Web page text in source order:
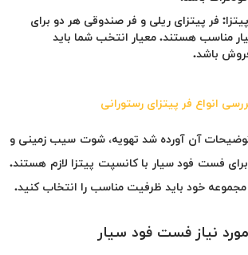
فر پیتزای ریلی و فر صندوقی هر دو برای
مناسب هستند. معیار انتخب شما باید
باشد.
انواع فر پیتزای رستورانی
توضیحات آن آورده شد تهویه، شوت سیب زمینی و
فست فود سیار با کانسپت پیتزا لازم هستند.
مجموعه خود باید ظرفیت مناسب را انتخاب کنید.
نیاز فست فود سیار